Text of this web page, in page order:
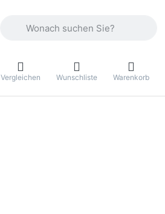
Vergleichen Wunschliste Warenkorb